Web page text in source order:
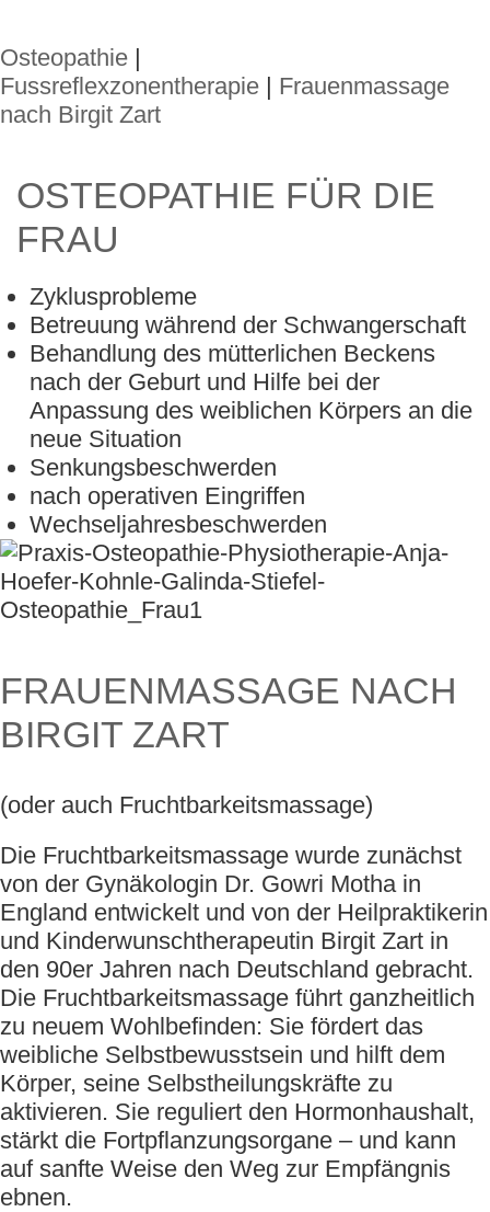
Osteopathie |
Fussreflexzonentherapie | Frauenmassage
nach Birgit Zart
OSTEOPATHIE FÜR DIE
FRAU
Zyklusprobleme
Betreuung während der Schwangerschaft
Behandlung des mütterlichen Beckens
nach der Geburt und Hilfe bei der
Anpassung des weiblichen Körpers an die
neue Situation
Senkungsbeschwerden
nach operativen Eingriffen
Wechseljahresbeschwerden
FRAUENMASSAGE NACH
BIRGIT ZART
(oder auch Fruchtbarkeitsmassage)
Die Fruchtbarkeitsmassage wurde zunächst
von der Gynäkologin Dr. Gowri Motha in
England entwickelt und von der Heilpraktikerin
und Kinderwunschtherapeutin Birgit Zart in
den 90er Jahren nach Deutschland gebracht.
Die Fruchtbarkeitsmassage führt ganzheitlich
zu neuem Wohlbefinden: Sie fördert das
weibliche Selbstbewusstsein und hilft dem
Körper, seine Selbstheilungskräfte zu
aktivieren. Sie reguliert den Hormonhaushalt,
stärkt die Fortpflanzungsorgane – und kann
auf sanfte Weise den Weg zur Empfängnis
ebnen.